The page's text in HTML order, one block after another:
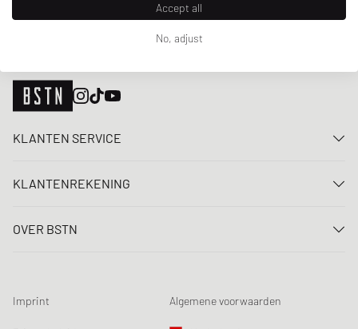
KLANTEN SERVICE
FAQ
Loyalty Program
KLANTENREKENING
Registreren
Aanmelden nieuwsbrief
OVER BSTN
Chronicles
Imprint Algemene voorwaarden
Accept all
No, adjust